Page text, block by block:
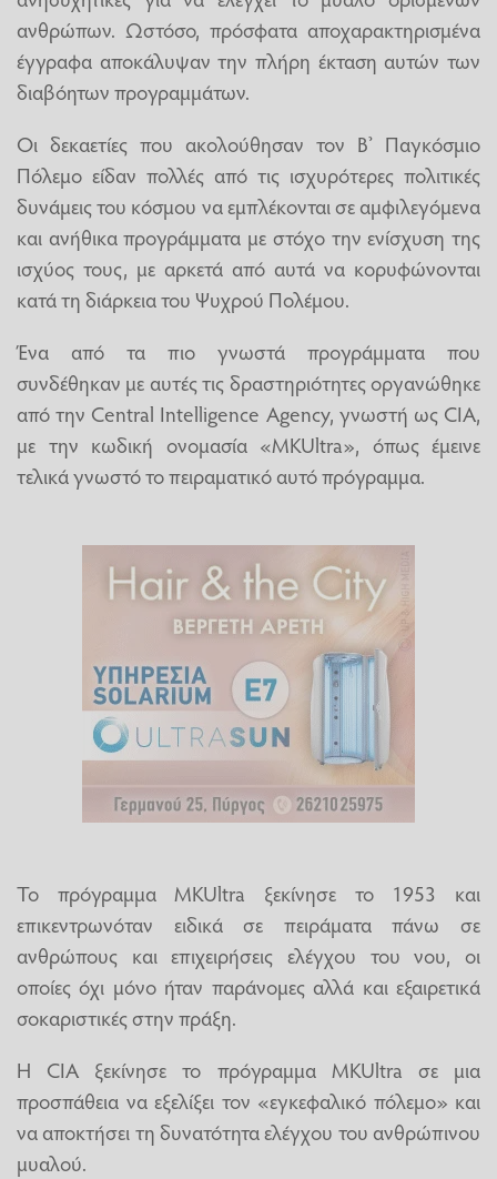
ανθρώπων. Ωστόσο, πρόσφατα αποχαρακτηρισμένα
έγγραφα αποκάλυψαν την πλήρη έκταση αυτών των
διαβόητων προγραμμάτων.
Οι δεκαετίες που ακολούθησαν τον Β’ Παγκόσμιο
Πόλεμο είδαν πολλές από τις ισχυρότερες πολιτικές
δυνάμεις του κόσμου να εμπλέκονται σε αμφιλεγόμενα
και ανήθικα προγράμματα με στόχο την ενίσχυση της
ισχύος τους, με αρκετά από αυτά να κορυφώνονται
κατά τη διάρκεια του Ψυχρού Πολέμου.
Ένα από τα πιο γνωστά προγράμματα που
συνδέθηκαν με αυτές τις δραστηριότητες οργανώθηκε
από την Central Intelligence Agency, γνωστή ως CIA,
με την κωδική ονομασία «MKUltra», όπως έμεινε
τελικά γνωστό το πειραματικό αυτό πρόγραμμα.
Το πρόγραμμα MKUltra ξεκίνησε το 1953 και
επικεντρωνόταν ειδικά σε πειράματα πάνω σε
ανθρώπους και επιχειρήσεις ελέγχου του νου, οι
οποίες όχι μόνο ήταν παράνομες αλλά και εξαιρετικά
σοκαριστικές στην πράξη.
Η CIA ξεκίνησε το πρόγραμμα MKUltra σε μια
προσπάθεια να εξελίξει τον «εγκεφαλικό πόλεμο» και
να αποκτήσει τη δυνατότητα ελέγχου του ανθρώπινου
μυαλού.